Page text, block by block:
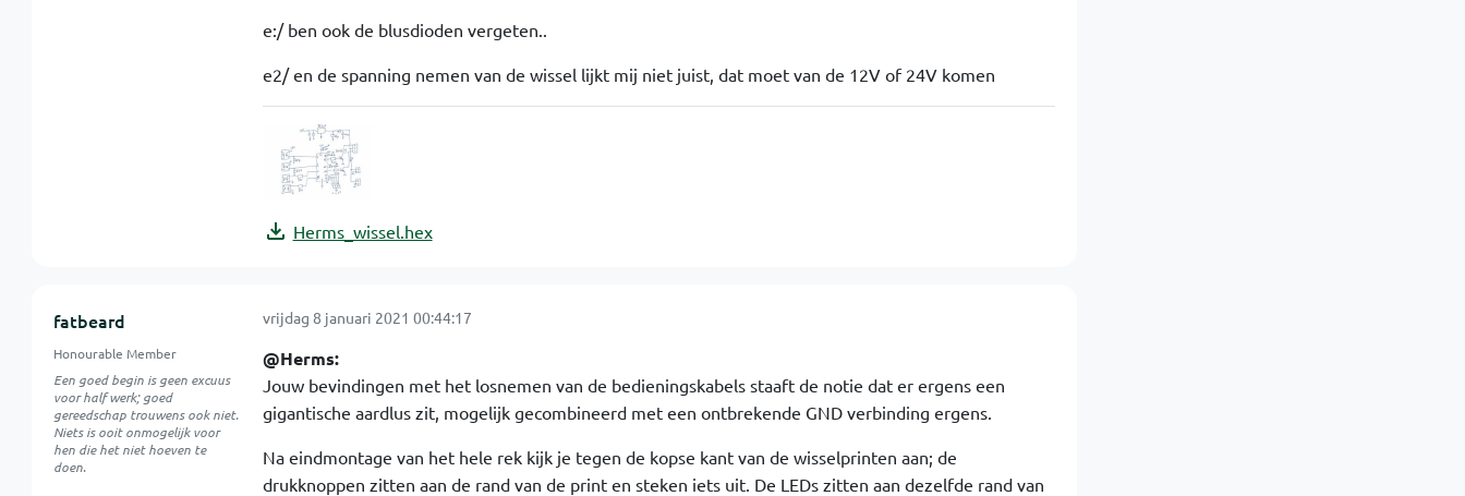
e:/ ben ook de blusdioden vergeten..
e2/ en de spanning nemen van de wissel lijkt mij niet juist, dat moet van de 12V of 24V komen
Herms_wissel.hex
fatbeard
Honourable Member
Een goed begin is geen excuus
voor half werk; goed
gereedschap trouwens ook niet.
Niets is ooit onmogelijk voor
hen die het niet hoeven te
doen.
vrijdag 8 januari 2021 00:44:17
@Herms:
Jouw bevindingen met het losnemen van de bedieningskabels staaft de notie dat er ergens een
gigantische aardlus zit, mogelijk gecombineerd met een ontbrekende GND verbinding ergens.
Na eindmontage van het hele rek kijk je tegen de kopse kant van de wisselprinten aan; de
drukknoppen zitten aan de rand van de print en steken iets uit. De LEDs zitten aan dezelfde rand van